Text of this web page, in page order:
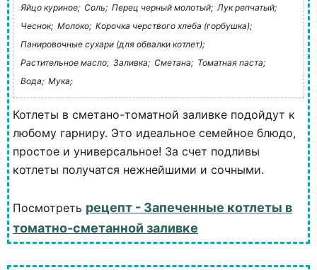
Яйцо куриное; Соль; Перец черный молотый; Лук репчатый;
Чеснок; Молоко; Корочка черствого хлеба (горбушка);
Панировочные сухари (для обвалки котлет);
Растительное масло; Заливка; Сметана; Томатная паста;
Вода; Мука;
Котлеты в сметано-томатной заливке подойдут к
любому гарниру. Это идеальное семейное блюдо,
простое и универсальное! За счет подливы
котлеты получатся нежнейшими и сочными.
Посмотреть рецепт - Запеченные котлеты в
томатно-сметанной заливке